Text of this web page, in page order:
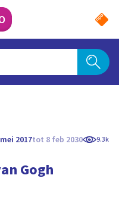
2017tot 8 feb 2030 9.3k
Gogh